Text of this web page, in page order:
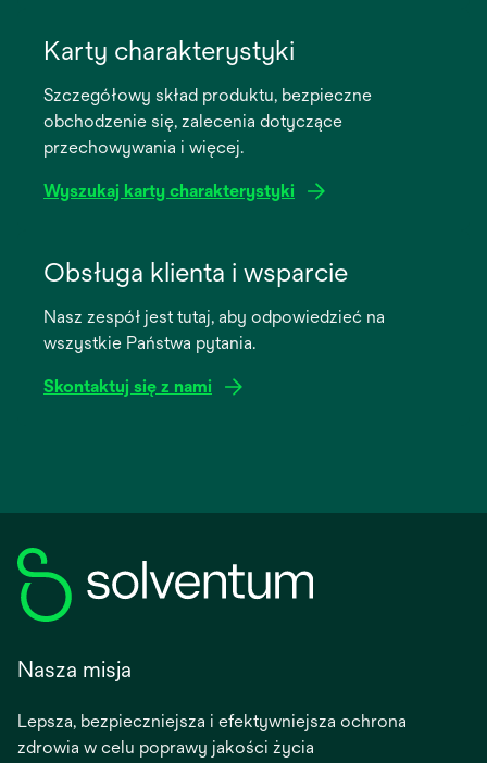
new
Karty charakterystyki
Szczegółowy skład produktu, bezpieczne
obchodzenie się, zalecenia dotyczące
przechowywania i więcej.
Wyszukaj karty charakterystyki
new
Obsługa klienta i wsparcie
Nasz zespół jest tutaj, aby odpowiedzieć na
wszystkie Państwa pytania.
Skontaktuj się z nami
Nasza misja
Lepsza, bezpieczniejsza i efektywniejsza ochrona
zdrowia w celu poprawy jakości życia